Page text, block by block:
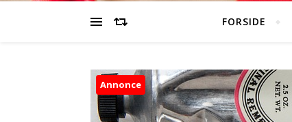
FORSIDE
Annonce